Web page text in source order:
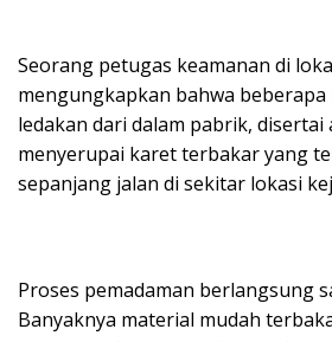
Seorang petugas keamanan di
mengungkapkan bahwa
ledakan dari dalam pabrik,
menyerupai karet terbakar yang
sepanjang jalan di sekitar lokasi
Proses pemadaman berlangsung
Banyaknya material mudah